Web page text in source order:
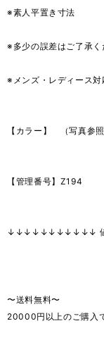
※素人平置き寸法
※多少の誤差はご了承く
※メンズ・レディース対
【カラー】 （写真参照
【管理番号】Z194
↓↓↓↓↓↓↓↓↓↓↓
〜送料無料〜
20000円以上のご購入